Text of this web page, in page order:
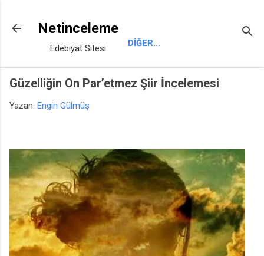
Netinceleme
Edebiyat Sitesi DIĞER…
Güzelliğin On Par’etmez Şiir İncelemesi
Yazan: Engin Gülmüş